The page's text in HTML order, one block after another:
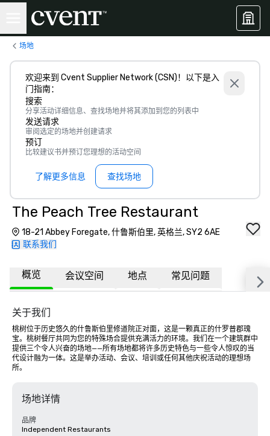
场地
欢迎来到 Cvent Supplier Network (CSN)！以下是入
门指南：
搜索
分享活动详细信息、查找场地并将其添加到您的列表中
发送请求
审阅选定的场地并创建请求
预订
比较建议书并预订您理想的活动空间
了解更多信息 查找场地
The Peach Tree Restaurant
18-21 Abbey Foregate, 什鲁斯伯里, 英格兰, SY2 6AE
联系我们
概览 会议空间 地点 常见问题
关于我们
桃树位于历史悠久的什鲁斯伯里修道院正对面，这是一颗真正的什罗普郡瑰
宝。桃树餐厅共同为您的特殊场合提供充满活力的环境。我们在一个建筑群中
提供三个令人兴奋的场地——所有场地都将许多历史特色与一些令人惊叹的当
代设计融为一体。这是举办活动、会议、培训或任何其他庆祝活动的理想场
所。
场地详情
品牌
Independent Restaurants